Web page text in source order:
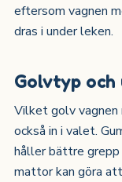
eftersom vagnen
dras i under leken.
Golvtyp och
Vilket golv vagnen
också in i valet.
håller bättre grepp
mattor kan göra